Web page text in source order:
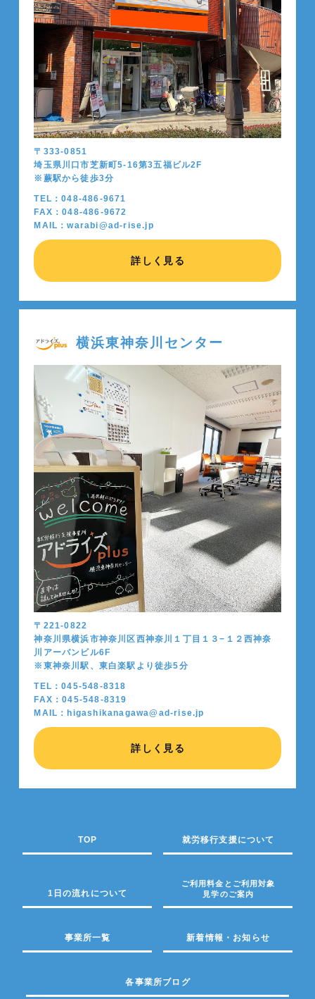
〒333-0851
埼玉県川口市芝新町5-16第3五福ビル2F
※蕨駅から徒歩3分
TEL：048-486-9671
FAX：048-486-9672
MAIL：warabi@ad-rise.jp
詳しく見る
横浜東神奈川センター
〒221-0822
神奈川県横浜市神奈川区西神奈川１丁目１３−１２西神奈
川アーバンビル6F
※東神奈川駅、東白楽駅より徒歩5分
TEL：045-548-8318
FAX：045-548-8319
MAIL：higashikanagawa@ad-rise.jp
詳しく見る
TOP 就労移行支援について
1日の流れについて
ご利用料金とご利用対象
見学のご案内
事業所一覧 新着情報・お知らせ
各事業所ブログ